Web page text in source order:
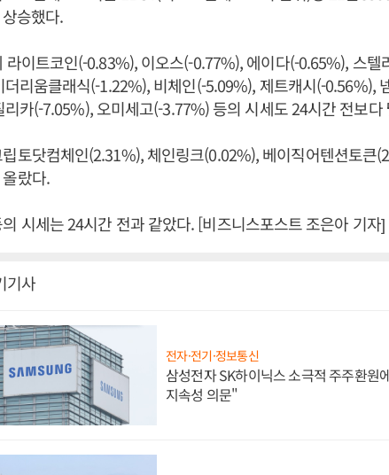
승했다.
라이트코인(-0.83%), 이오스(-0.77%), 에이다(-0.65%), 스텔
더리움클래식(-1.22%), 비체인(-5.09%), 제트캐시(-0.56%),
카(-7.05%), 오미세고(-3.77%) 등의 시세도 24시간 전보다
토닷컴체인(2.31%), 체인링크(0.02%), 베이직어텐션토큰
랐다.
시세는 24시간 전과 같았다. [비즈니스포스트 조은아 기자]
기사
전자·전기·정보통신
삼성전자 SK하이닉스 소극적 주주환원
지속성 의문"